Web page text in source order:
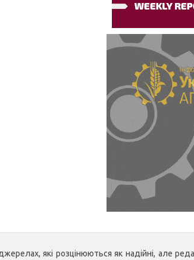
які розцінюються як надійні, але